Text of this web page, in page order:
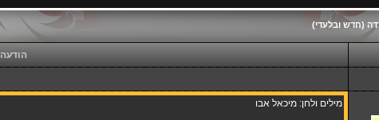
(חדש ובלעדי)
הודעה
מילים ולחן: מיכאל אבו